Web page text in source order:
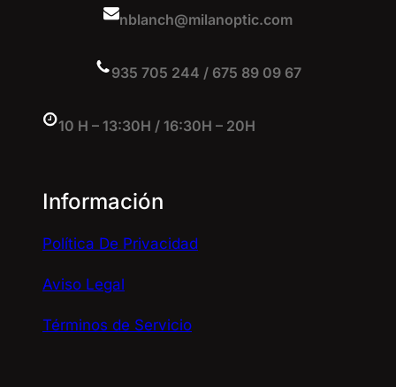
nblanch@milanoptic.com
935 705 244 / 675 89 09 67
10 H – 13:30H / 16:30H – 20H
Información
Política De Privacidad
Aviso Legal
Términos de Servicio